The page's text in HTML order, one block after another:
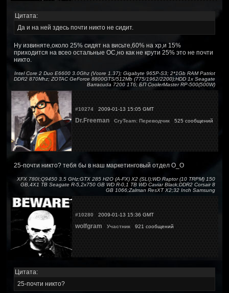
Цитата:
Да и на ней здесь почти никто не сидит.
Ну извиняте,около 25% сидят на висьте,60% на хр,и 15%
приходится на всео остальные ОС,но как не крути 25% это не почти
никто.
Intel Core 2 Duo E6600 3.0Ghz (Vcore 1.37); Gigabyte 965P-S3; 2*1Gb RAM Patriot
DDR2 870Mhz; ZOTAC GeForce 8800GTS/512Mb (775/1962/2200);HDD 1x Seagate
Barracuda 7200 1Тб; БП CoolerMaster RP-500(500W)
#10274 2009-01-13 15:05 GMT
Dr.Freeman CryTeam: Переводчик 525 сообщений
25-почти никто? тебя бы в наш маркетинговый отдел О_О
XFX 780I;Q9450 3.5 GHz;GTX 285 H2O (A-FX) X2 (SLI);WD Raptor (10 TRPM) 150
GB,4X1 TB Seagate R-5,2x750 GB WD R-0,1 TB WD Caviar Black;DDR2 Corsair 8
GB 1066;Zalman ResXT X2;32 Inch Samsung
#10280 2009-01-13 15:36 GMT
wolfgram Участник 921 сообщений
Цитата:
25-почти никто?